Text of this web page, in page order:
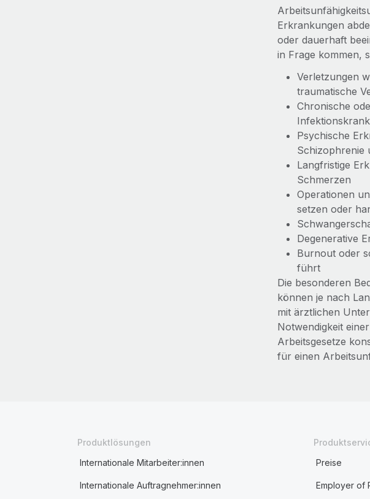
Erkrankungen
oder dauerhaft
in Frage kommen,
Verletzungen
traumatische
Chronische
Psychische
Schizophrenie
Langfristige
Schmerzen
Operationen
setzen oder
Degenerative
Burnout oder
führt
Die besonderen
können je nach
mit ärztlichen
Notwendigkeit
Arbeitsgesetze
für einen
Produktlösungen
Internationale Mitarbeiter:innen
Internationale Auftragnehmer:innen
Preise
Employer of